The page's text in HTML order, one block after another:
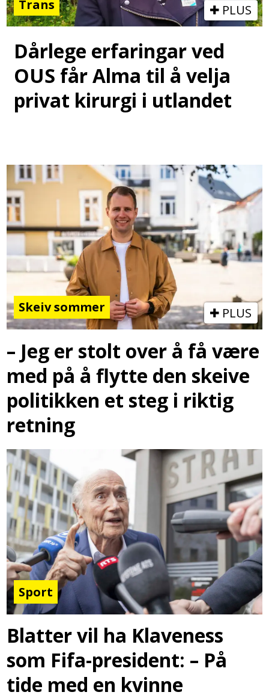
Trans PLUS
Dårlege erfaringar ved
OUS får Alma til å velja
privat kirurgi i utlandet
Skeiv sommer PLUS
– Jeg er stolt over å få være
med på å flytte den skeive
politikken et steg i riktig
retning
Sport
Blatter vil ha Klaveness
som Fifa-president: – På
tide med en kvinne